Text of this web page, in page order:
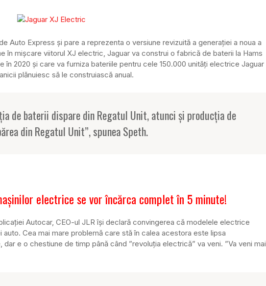
Auto Express și pare a reprezenta o versiune revizuită a generației a noua a
în mișcare viitorul XJ electric, Jaguar va construi o fabrică de baterii la Hams
în 2020 și care va furniza bateriile pentru cele 150.000 unități electrice Jaguar
plănuiesc să le construiască anual.
de baterii dispare din Regatul Unit, atunci și producția de
din Regatul Unit”, spunea Speth.
electrice se vor încărca complet în 5 minute!
Autocar, CEO-ul JLR își declară convingerea că modelele electrice
auto. Cea mai mare problemă care stă în calea acestora este lipsa
e o chestiune de timp până când ”revoluția electrică” va veni. ”Va veni mai